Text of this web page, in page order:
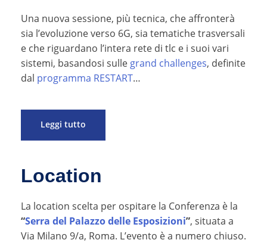
Una nuova sessione, più tecnica, che affronterà
sia l’evoluzione verso 6G, sia tematiche trasversali
e che riguardano l’intera rete di tlc e i suoi vari
sistemi, basandosi sullegrand challenges, definite
dal programma RESTART…
Leggi tutto
Location
La location scelta per ospitare la Conferenza è la
“Serra del Palazzo delle Esposizioni”, situata a
Via Milano 9/a, Roma. L’evento è a numero chiuso.